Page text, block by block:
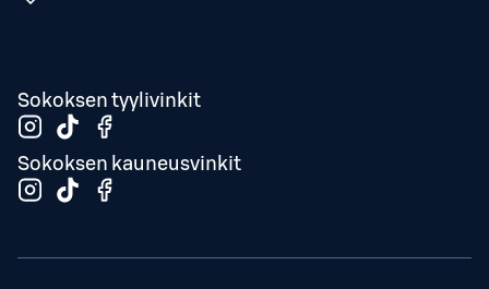
Sokoksen tyylivinkit
Sokoksen kauneusvinkit